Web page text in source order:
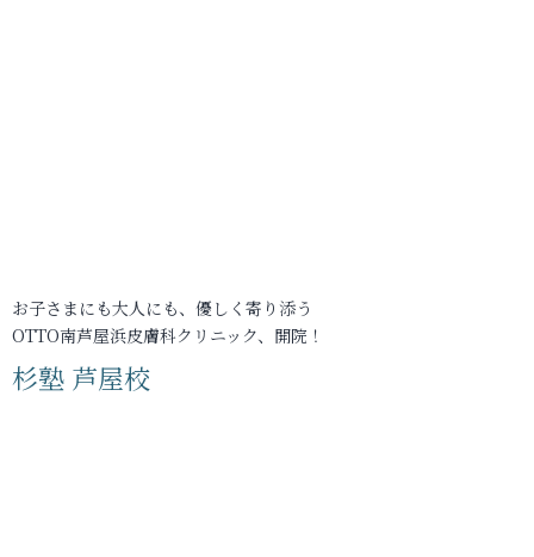
お子さまにも大人にも、優しく寄り添う
OTTO南芦屋浜皮膚科クリニック、開院！
杉塾 芦屋校